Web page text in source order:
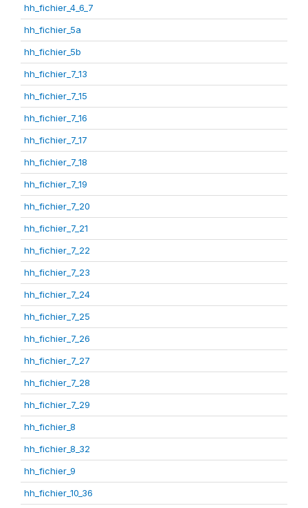
hh_fichier_4_6_7
hh_fichier_5a
hh_fichier_5b
hh_fichier_7_13
hh_fichier_7_15
hh_fichier_7_16
hh_fichier_7_17
hh_fichier_7_18
hh_fichier_7_19
hh_fichier_7_20
hh_fichier_7_21
hh_fichier_7_22
hh_fichier_7_23
hh_fichier_7_24
hh_fichier_7_25
hh_fichier_7_26
hh_fichier_7_27
hh_fichier_7_28
hh_fichier_7_29
hh_fichier_8
hh_fichier_8_32
hh_fichier_9
hh_fichier_10_36